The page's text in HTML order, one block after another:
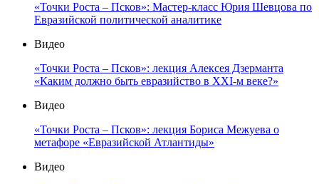
«Точки Роста – Псков»: Мастер-класс Юрия Шевцова по
Евразийской политической аналитике
Видео
«Точки Роста – Псков»: лекция Алексея Дзерманта
«Каким должно быть евразийство в XXI-м веке?»
Видео
«Точки Роста – Псков»: лекция Бориса Межуева о
метафоре «Евразийской Атлантиды»
Видео